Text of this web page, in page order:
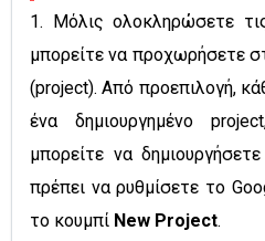
1. Μόλις ολοκληρώσετε
μπορείτε να προχωρήσετε
(project). Από προεπιλογή,
ένα δημιουργημένο
μπορείτε να
πρέπει να ρυθμίσετε το
το κουμπί New Project.